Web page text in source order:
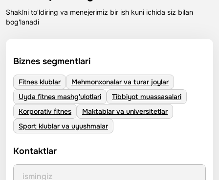
Shaklni to'ldiring va menejerimiz bir ish kuni ichida siz bilan
bog'lanadi
Biznes segmentlari
Fitnes klublar
Mehmonxonalar va turar joylar
Uyda fitnes mashg'ulotlari
Tibbiyot muassasalari
Korporativ fitnes
Maktablar va universitetlar
Sport klublar va uyushmalar
Kontaktlar